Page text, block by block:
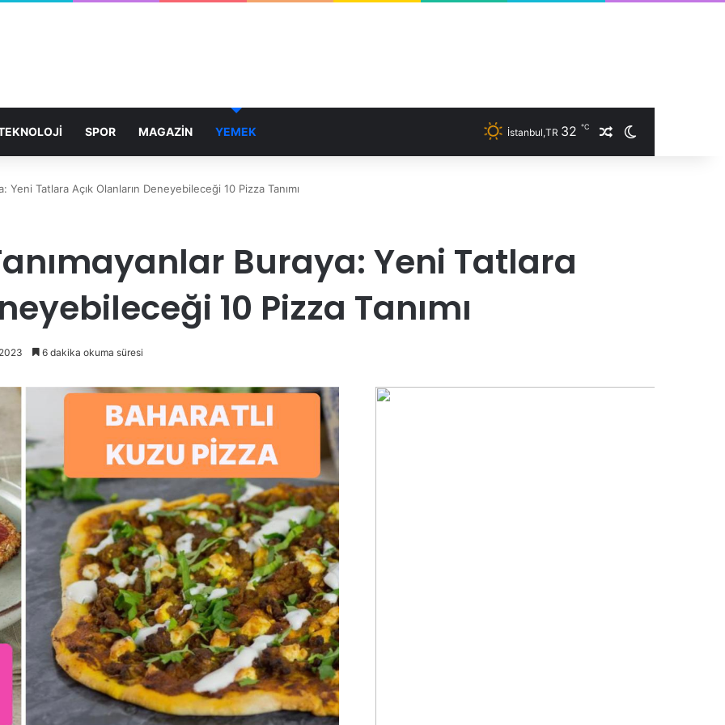
SPOR MAGAZİN YEMEK İstanbul,TR 32 ℃
Tatlara Açık Olanların Deneyebileceği 10 Pizza Tanımı
Buraya: Yeni Tatlara
10 Pizza Tanımı
6 dakika okuma süresi